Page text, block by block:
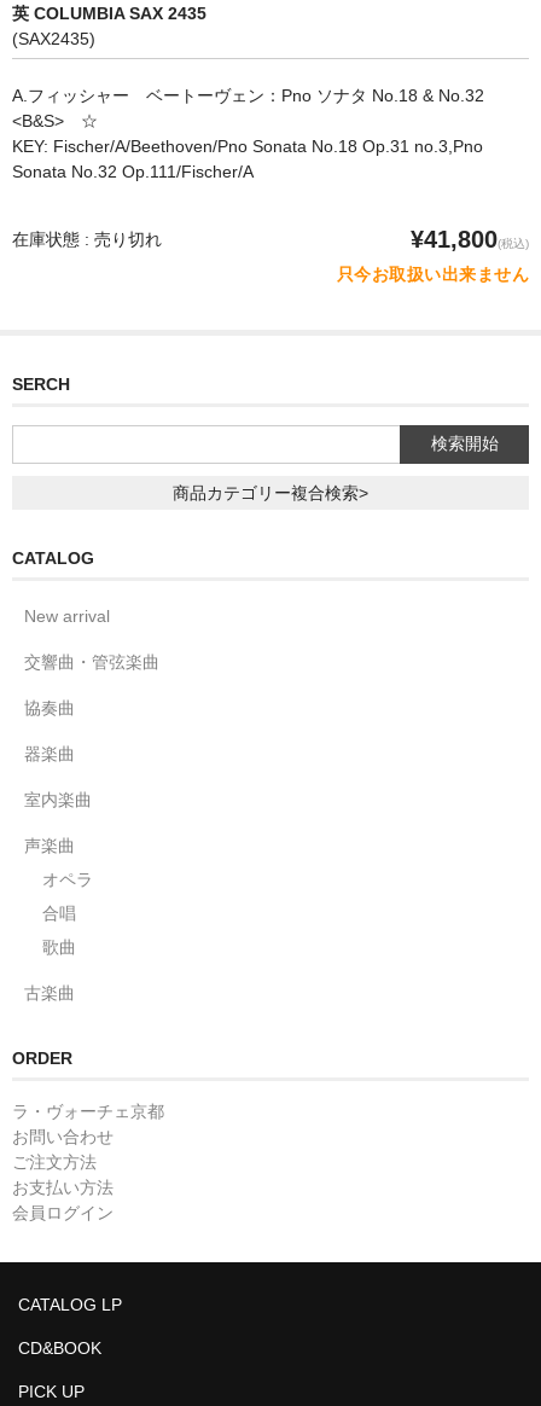
PICK UP
ORDER
NEWS
CONTACT
英 COLUMBIA SAX 2435
(SAX2435)
A.フィッシャー ベートーヴェン：Pno ソナタ No.18 & No.32
<B&S> ☆
KEY: Fischer/A/Beethoven/Pno Sonata No.18 Op.31 no.3,Pno
Sonata No.32 Op.111/Fischer/A
在庫状態 : 売り切れ ¥41,800(税込)
只今お取扱い出来ません
SERCH
商品カテゴリー複合検索>
CATALOG
New arrival
交響曲・管弦楽曲
協奏曲
器楽曲
室内楽曲
声楽曲
オペラ
合唱
歌曲
古楽曲
ORDER
ラ・ヴォーチェ京都
お問い合わせ
ご注文方法
お支払い方法
会員ログイン
CATALOG LP
CD&BOOK
PICK UP